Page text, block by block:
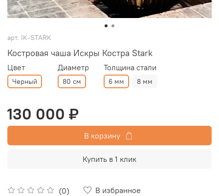
арт. IK-STARK
Костровая чаша Искры Костра Stark
(0)
В избранное
Цвет
Черный
Диаметр
80 см
Толщина стали
6 мм 8 мм
130 000 ₽
В корзину
Купить в 1 клик